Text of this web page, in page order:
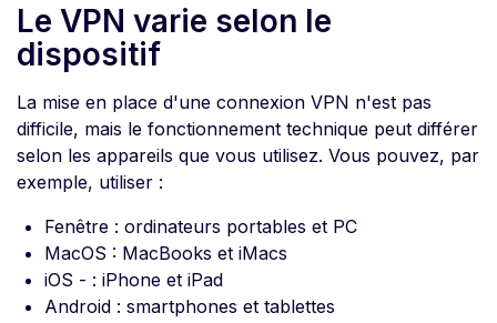
Le VPN varie selon le
dispositif
La mise en place d'une connexion VPN n'est pas
difficile, mais le fonctionnement technique peut différer
selon les appareils que vous utilisez. Vous pouvez, par
exemple, utiliser :
Fenêtre : ordinateurs portables et PC
MacOS : MacBooks et iMacs
iOS - : iPhone et iPad
Android : smartphones et tablettes